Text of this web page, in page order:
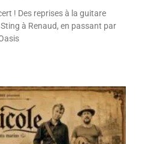
! Des reprises à la guitare
à Renaud, en passant par